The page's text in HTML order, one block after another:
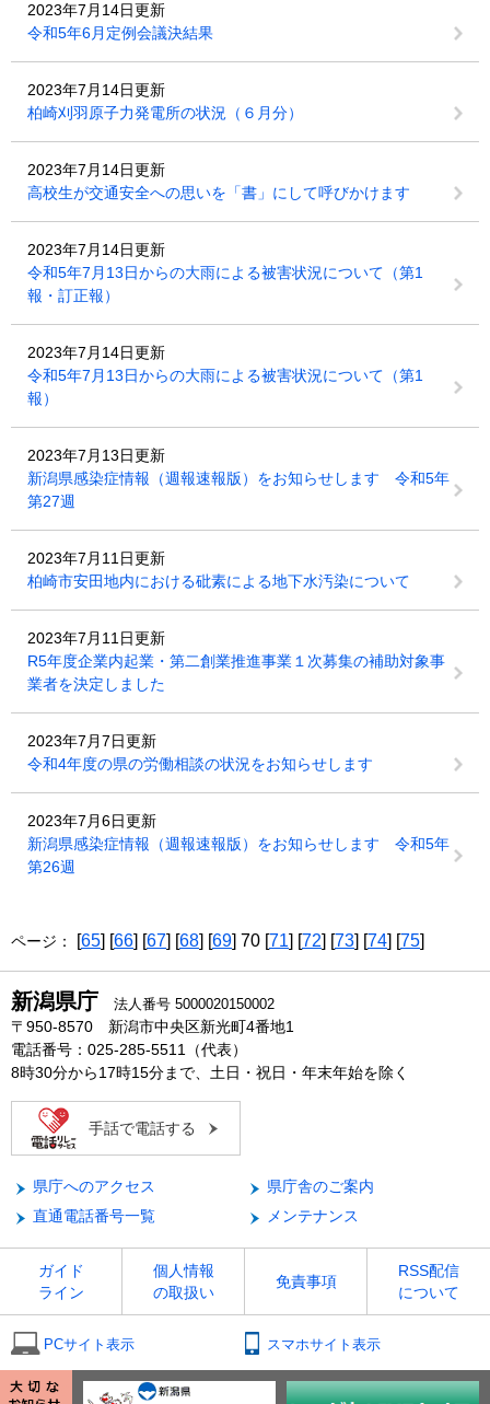
2023年7月14日更新
令和5年6月定例会議決結果
2023年7月14日更新
柏崎刈羽原子力発電所の状況（６月分）
2023年7月14日更新
高校生が交通安全への思いを「書」にして呼びかけます
2023年7月14日更新
令和5年7月13日からの大雨による被害状況について（第1
報・訂正報）
2023年7月14日更新
令和5年7月13日からの大雨による被害状況について（第1
報）
2023年7月13日更新
新潟県感染症情報（週報速報版）をお知らせします 令和5年
第27週
2023年7月11日更新
柏崎市安田地内における砒素による地下水汚染について
2023年7月11日更新
R5年度企業内起業・第二創業推進事業１次募集の補助対象事
業者を決定しました
2023年7月7日更新
令和4年度の県の労働相談の状況をお知らせします
2023年7月6日更新
新潟県感染症情報（週報速報版）をお知らせします 令和5年
第26週
ページ： [65] [66] [67] [68] [69] 70 [71] [72] [73] [74] [75]
新潟県庁 法人番号 5000020150002
〒950-8570 新潟市中央区新光町4番地1
電話番号：025-285-5511（代表）
8時30分から17時15分まで、土日・祝日・年末年始を除く
手話で電話する
県庁へのアクセス
県庁舎のご案内
直通電話番号一覧
メンテナンス
ガイド
ライン
個人情報
の取扱い
免責事項
RSS配信
について
PCサイト表示 スマホサイト表示